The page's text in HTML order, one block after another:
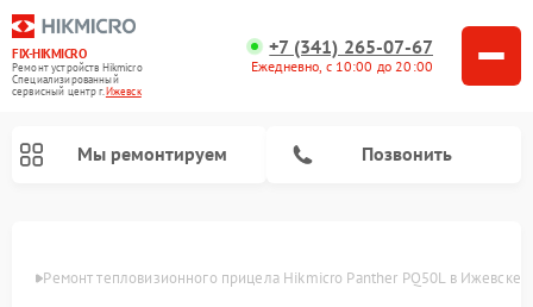
FIX-HIKMICRO
Ремонт устройств Hikmicro
Специализированный
cервисный центр г.Ижевск
+7 (341) 265-07-67
Ежедневно, с 10:00 до 20:00
Мы ремонтируем Позвонить
Ремонт тепловизионного прицела Hikmicro Panther PQ50L в Ижевске